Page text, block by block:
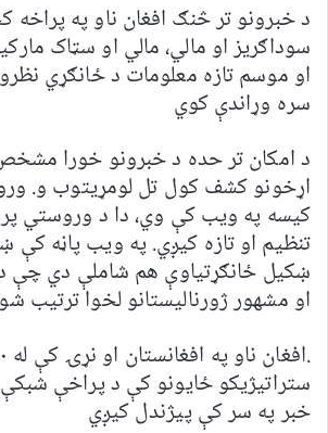
د خبرونو تر څنګ افغان ناو په
سوداګریز او مالي، مالي او سټاک
او موسم تازه معلومات د ځانګړي
سره وړاندې کوي
د امکان تر حده د خبرونو خورا
اړخونو کشف کول تل لومړیتوب و.
کیسه په ویب کې وي، دا د وروستي
تنظیم او تازه کیږي. په ویب پاڼه کې
ښکیل ځانګړتیاوې هم شاملې دي چې د
او مشهور ژورنالیستانو لخوا ترتیب
ستراتیژیکو ځایونو کې د پراخې
خبر په سر کې پیژندل کیږي